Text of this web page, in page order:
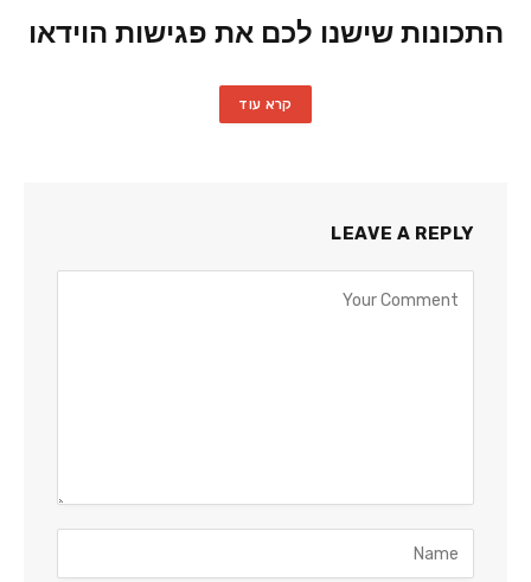
התכונות שישנו לכם את פגישות הוידאו
קרא עוד
LEAVE A REPLY